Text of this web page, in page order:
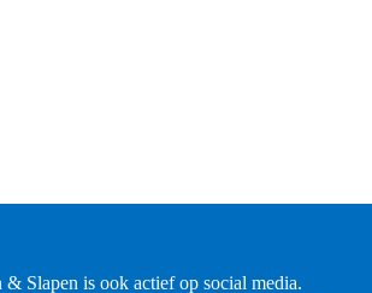
Slapen is ook actief op social media.